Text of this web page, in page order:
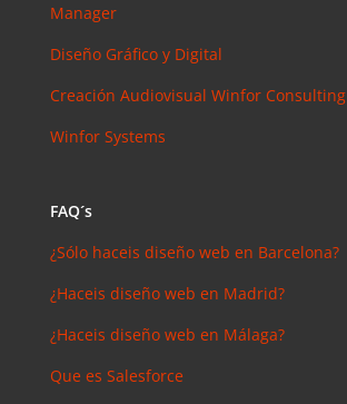
Manager
Diseño Gráfico y Digital
Creación Audiovisual Winfor Consulting
Winfor Systems
FAQ´s
¿Sólo haceis diseño web en Barcelona?
¿Haceis diseño web en Madrid?
¿Haceis diseño web en Málaga?
Que es Salesforce